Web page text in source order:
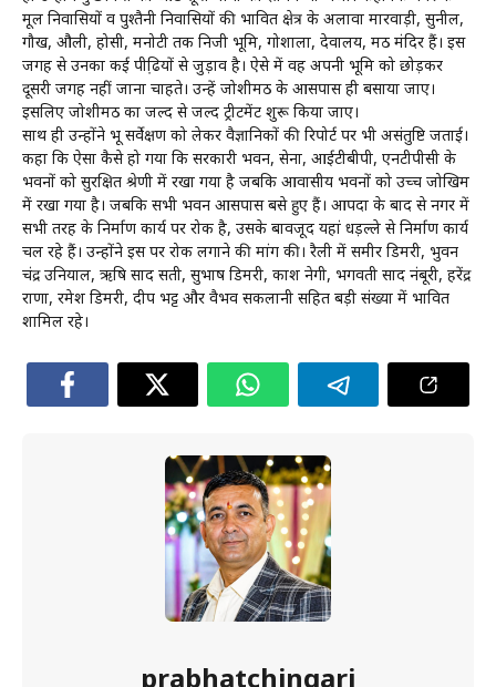
मूल निवासियों व पुश्तैनी निवासियों की प्रभावित क्षेत्र के अलावा मारवाड़ी, सुनील,
गौख, औली, होसी, मनोटी तक निजी भूमि, गोशाला, देवालय, मठ मंदिर हैं। इस
जगह से उनका कई पीढि़यों से जुड़ाव है। ऐसे में वह अपनी भूमि को छोड़कर
दूसरी जगह नहीं जाना चाहते। उन्हें जोशीमठ के आसपास ही बसाया जाए।
इसलिए जोशीमठ का जल्द से जल्द ट्रीटमेंट शुरू किया जाए।
साथ ही उन्होंने भू सर्वेक्षण को लेकर वैज्ञानिकों की रिपोर्ट पर भी असंतुष्टि जताई।
कहा कि ऐसा कैसे हो गया कि सरकारी भवन, सेना, आईटीबीपी, एनटीपीसी के
भवनों को सुरक्षित श्रेणी में रखा गया है जबकि आवासीय भवनों को उच्च जोखिम
में रखा गया है। जबकि सभी भवन आसपास बसे हुए हैं। आपदा के बाद से नगर में
सभी तरह के निर्माण कार्य पर रोक है, उसके बावजूद यहां धड़ल्ले से निर्माण कार्य
चल रहे हैं। उन्होंने इस पर रोक लगाने की मांग की। रैली में समीर डिमरी, भुवन
चंद्र उनियाल, ऋषि प्रसाद सती, सुभाष डिमरी, प्रकाश नेगी, भगवती प्रसाद नंबूरी, हरेंद्र
राणा, रमेश डिमरी, प्रदीप भट्ट और वैभव सकलानी सहित बड़ी संख्या में प्रभावित
शामिल रहे।